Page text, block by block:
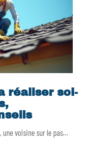
réaliser soi-
voisine sur le pas…